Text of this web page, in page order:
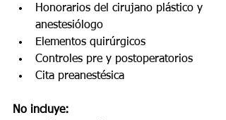
Honorarios del cirujano plástico y
anestesiólogo
Elementos quirúrgicos
Controles pre y postoperatorios
Cita preanestésica
No incluye: